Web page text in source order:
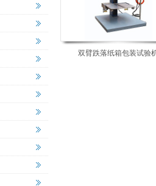
双臂跌落纸箱包装试验